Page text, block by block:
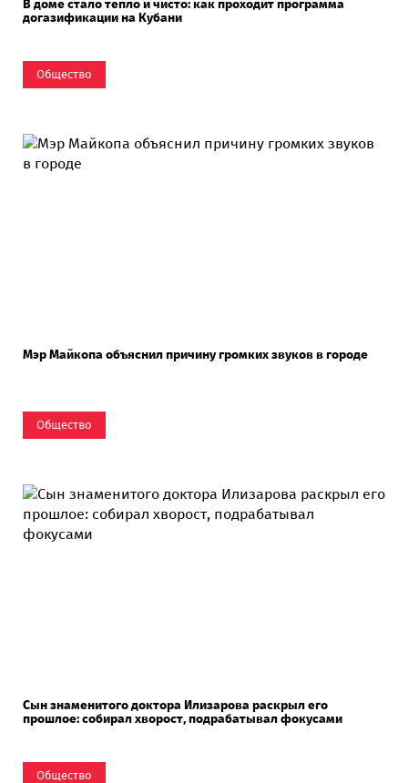
В доме стало тепло и чисто: как проходит программа
догазификации на Кубани
Общество
Мэр Майкопа объяснил причину громких звуков в городе
Общество
Сын знаменитого доктора Илизарова раскрыл его
прошлое: собирал хворост, подрабатывал фокусами
Общество